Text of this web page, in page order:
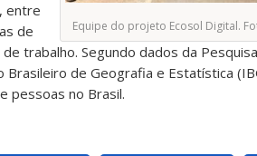
Equipe do projeto Ecosol Digital.
entre
de
trabalho. Segundo dados da
de Geografia e Estatística
pessoas no Brasil.